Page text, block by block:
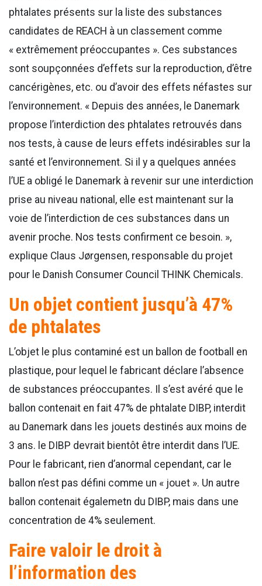
phtalates présents sur la liste des substances
candidates de REACH à un classement comme
« extrêmement préoccupantes ». Ces substances
sont soupçonnées d’effets sur la reproduction, d’être
cancérigènes, etc. ou d’avoir des effets néfastes sur
l’environnement. « Depuis des années, le Danemark
propose l’interdiction des phtalates retrouvés dans
nos tests, à cause de leurs effets indésirables sur la
santé et l’environnement. Si il y a quelques années
l’UE a obligé le Danemark à revenir sur une interdiction
prise au niveau national, elle est maintenant sur la
voie de l’interdiction de ces substances dans un
avenir proche. Nos tests confirment ce besoin. »,
explique Claus Jørgensen, responsable du projet
pour le Danish Consumer Council THINK Chemicals.
Un objet contient jusqu’à 47%
de phtalates
L’objet le plus contaminé est un ballon de football en
plastique, pour lequel le fabricant déclare l’absence
de substances préoccupantes. Il s’est avéré que le
ballon contenait en fait 47% de phtalate DIBP, interdit
au Danemark dans les jouets destinés aux moins de
3 ans. le DIBP devrait bientôt être interdit dans l’UE.
Pour le fabricant, rien d’anormal cependant, car le
ballon n’est pas défini comme un « jouet ». Un autre
ballon contenait égalemetn du DIBP, mais dans une
concentration de 4% seulement.
Faire valoir le droit à
l’information des